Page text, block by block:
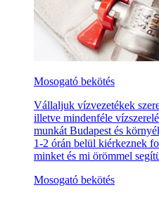
Mosogató bekötés
Vállaljuk vízvezetékek
illetve mindenféle
munkát Budapest és
1-2 órán belül kiérkeznek
minket és mi örömmel
Mosogató bekötés